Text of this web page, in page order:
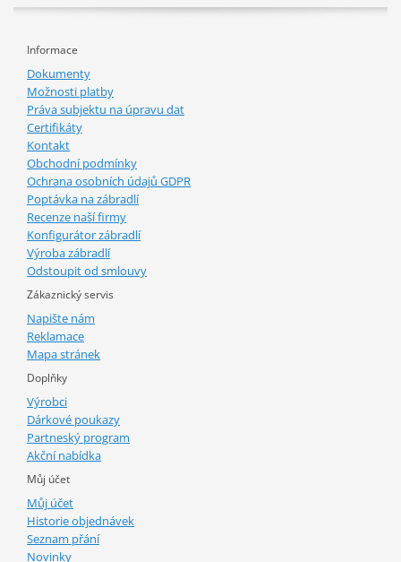
Informace
Dokumenty
Možnosti platby
Práva subjektu na úpravu dat
Certifikáty
Kontakt
Obchodní podmínky
Ochrana osobních údajů GDPR
Poptávka na zábradlí
Recenze naší firmy
Konfigurátor zábradlí
Výroba zábradlí
Odstoupit od smlouvy
Zákaznický servis
Napište nám
Reklamace
Mapa stránek
Doplňky
Výrobci
Dárkové poukazy
Partneský program
Akční nabídka
Můj účet
Můj účet
Historie objednávek
Seznam přání
Novinky